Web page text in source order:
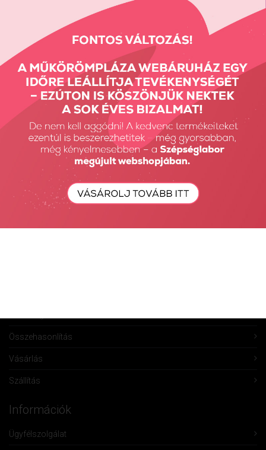
Részletes Kereső
Keresés...
Keresés
Összehasonlítás
Vásárlás
Szállítás
Információk
Ügyfélszolgálat